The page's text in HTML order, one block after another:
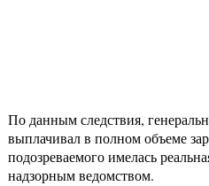
По данным следствия,
выплачивал в полном объеме
подозреваемого имелась
надзорным ведомством.